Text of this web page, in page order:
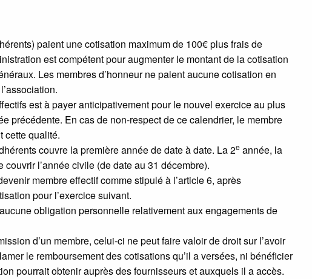
paient une cotisation maximum de 100€ plus frais de
est compétent pour augmenter le montant de la cotisation
Les membres d’honneur ne paient aucune cotisation en
est à payer anticipativement pour le nouvel exercice au plus
précédente. En cas de non-respect de ce calendrier, le membre
cette qualité.
couvre la première année de date à date. La 2e année, la
l’année civile (de date au 31 décembre).
membre effectif comme stipulé à l’article 6, après
pour l’exercice suivant.
obligation personnelle relativement aux engagements de
d’un membre, celui-ci ne peut faire valoir de droit sur l’avoir
le remboursement des cotisations qu’il a versées, ni bénéficier
pourrait obtenir auprès des fournisseurs et auxquels il a accès.